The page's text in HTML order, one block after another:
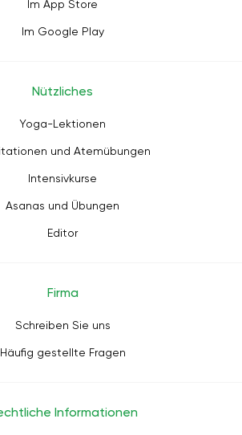
Im App Store
Im Google Play
Nützliches
Yoga-Lektionen
und Atemübungen
Intensivkurse
Asanas und Übungen
Editor
Firma
Schreiben Sie uns
Häufig gestellte Fragen
Informationen